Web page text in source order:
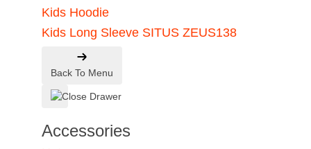
Kids Hoodie
Kids Long Sleeve SITUS ZEUS138
Back To Menu
Accessories